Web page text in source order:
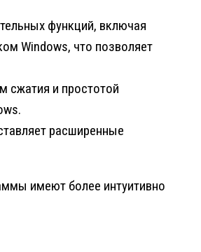
функций, включая
Windows, что позволяет
сжатия и простотой
расширенные
имеют более интуитивно